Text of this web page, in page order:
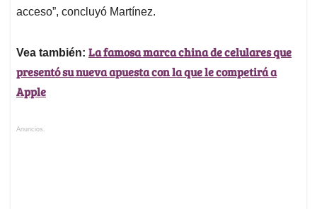
acceso”, concluyó Martínez.
Vea también: La famosa marca china de celulares que
presentó su nueva apuesta con la que le competirá a
Apple
Anuncios.